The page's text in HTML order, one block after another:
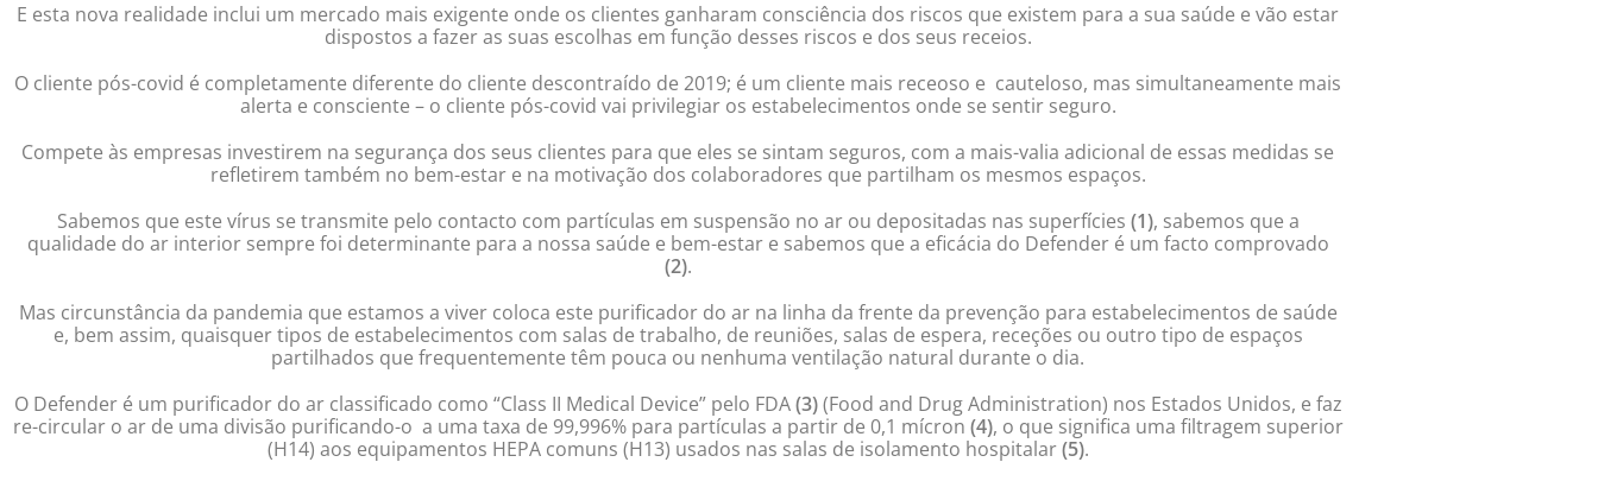
E esta nova realidade inclui um mercado mais exigente onde os clientes ganharam consciência dos riscos que existem para a sua saúde e vão estar
dispostos a fazer as suas escolhas em função desses riscos e dos seus receios.
O cliente pós-covid é completamente diferente do cliente descontraído de 2019; é um cliente mais receoso e cauteloso, mas simultaneamente mais
alerta e consciente – o cliente pós-covid vai privilegiar os estabelecimentos onde se sentir seguro.
Compete às empresas investirem na segurança dos seus clientes para que eles se sintam seguros, com a mais-valia adicional de essas medidas se
refletirem também no bem-estar e na motivação dos colaboradores que partilham os mesmos espaços.
Sabemos que este vírus se transmite pelo contacto com partículas em suspensão no ar ou depositadas nas superfícies (1), sabemos que a
qualidade do ar interior sempre foi determinante para a nossa saúde e bem-estar e sabemos que a eficácia do Defender é um facto comprovado
(2).
Mas circunstância da pandemia que estamos a viver coloca este purificador do ar na linha da frente da prevenção para estabelecimentos de saúde
e, bem assim, quaisquer tipos de estabelecimentos com salas de trabalho, de reuniões, salas de espera, receções ou outro tipo de espaços
partilhados que frequentemente têm pouca ou nenhuma ventilação natural durante o dia.
O Defender é um purificador do ar classificado como “Class II Medical Device” pelo FDA(3)(Food and Drug Administration) nos Estados Unidos, e faz
re-circular o ar de uma divisão purificando-o a uma taxa de 99,996% para partículas a partir de 0,1 mícron (4), o que significa uma filtragem superior
(H14) aos equipamentos HEPA comuns (H13) usados nas salas de isolamento hospitalar(5).